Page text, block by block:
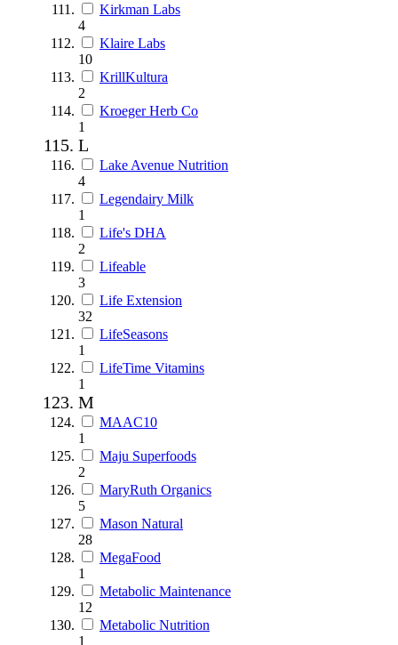
Kirkman Labs
4
Klaire Labs
10
KrillKultura
2
Kroeger Herb Co
1
L
Lake Avenue Nutrition
4
Legendairy Milk
1
Life's DHA
2
Lifeable
3
Life Extension
32
LifeSeasons
1
LifeTime Vitamins
1
M
MAAC10
1
Maju Superfoods
2
MaryRuth Organics
5
Mason Natural
28
MegaFood
1
Metabolic Maintenance
12
Metabolic Nutrition
1